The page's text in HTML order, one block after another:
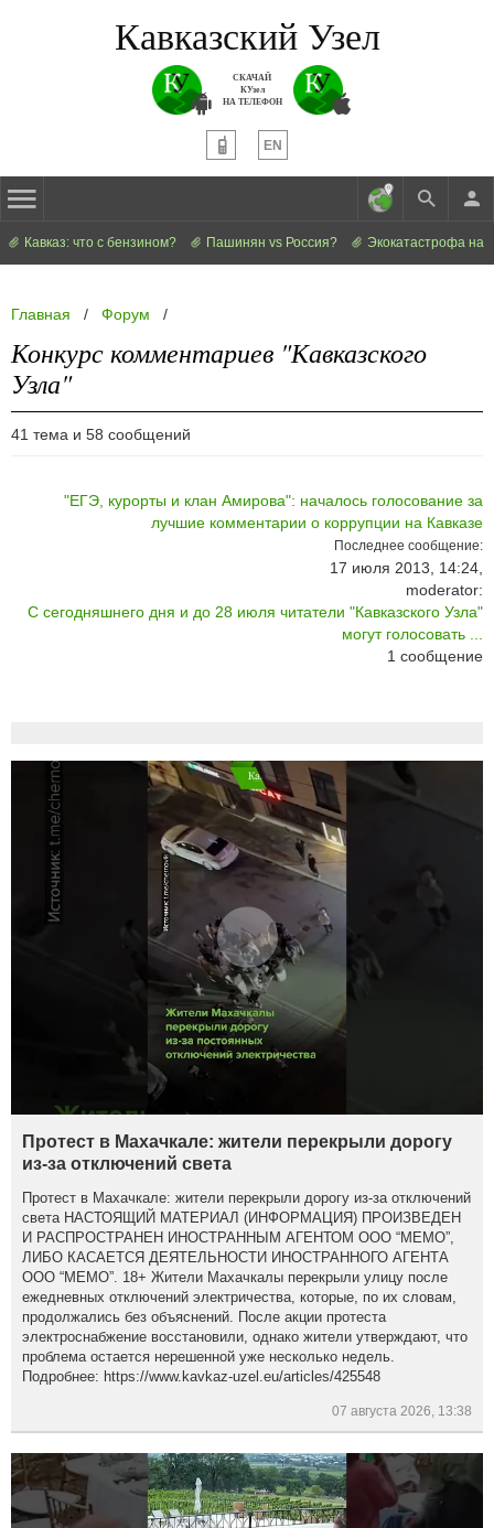
Кавказский Узел
СКАЧАЙ
КУзел
НА ТЕЛЕФОН
EN
Кавказ: что с бензином? Пашинян vs Россия? Экокатастрофа на
Главная / Форум /
Конкурс комментариев "Кавказского
Узла"
41 тема и 58 сообщений
"ЕГЭ, курорты и клан Амирова": началось голосование за
лучшие комментарии о коррупции на Кавказе
Последнее сообщение:
17 июля 2013, 14:24,
moderator:
С сегодняшнего дня и до 28 июля читатели "Кавказского Узла"
могут голосовать ...
1 сообщение
Протест в Махачкале: жители перекрыли дорогу
из-за отключений света
Протест в Махачкале: жители перекрыли дорогу из-за отключений
света НАСТОЯЩИЙ МАТЕРИАЛ (ИНФОРМАЦИЯ) ПРОИЗВЕДЕН
И РАСПРОСТРАНЕН ИНОСТРАННЫМ АГЕНТОМ ООО “МЕМО”,
ЛИБО КАСАЕТСЯ ДЕЯТЕЛЬНОСТИ ИНОСТРАННОГО АГЕНТА
ООО “МЕМО”. 18+ Жители Махачкалы перекрыли улицу после
ежедневных отключений электричества, которые, по их словам,
продолжались без объяснений. После акции протеста
электроснабжение восстановили, однако жители утверждают, что
проблема остается нерешенной уже несколько недель.
Подробнее: https://www.kavkaz-uzel.eu/articles/425548
07 августа 2026, 13:38